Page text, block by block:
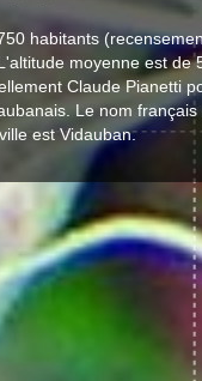
habitants
moyenne est de
Claude Pianetti
Le nom
est Vidauban.